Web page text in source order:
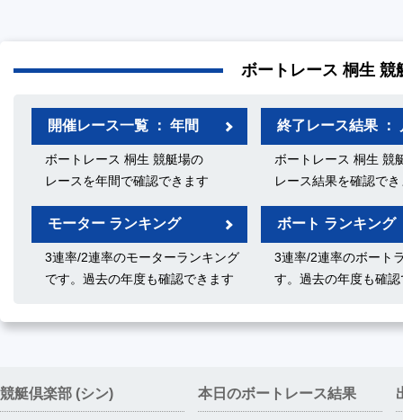
ボートレース 桐生 競
開催レース一覧 ： 年間
ボートレース 桐生 競艇場の
レースを年間で確認できます
終了レース結果 ：
ボートレース 桐生 競
レース結果を確認で
モーター ランキング
3連率/2連率のモーターランキング
です。過去の年度も確認できます
ボート ランキング
3連率/2連率のボート
す。過去の年度も確
競艇倶楽部 (シン) 本日のボートレース結果